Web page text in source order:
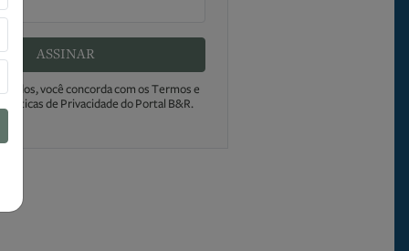
ASSINAR
dados, você concorda com os Termos e
Políticas de Privacidade do Portal B&R.